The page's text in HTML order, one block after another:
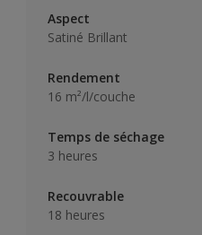
Aspect
Satiné Brillant
Rendement
16 m²/l/couche
Temps de séchage
3 heures
Recouvrable
18 heures